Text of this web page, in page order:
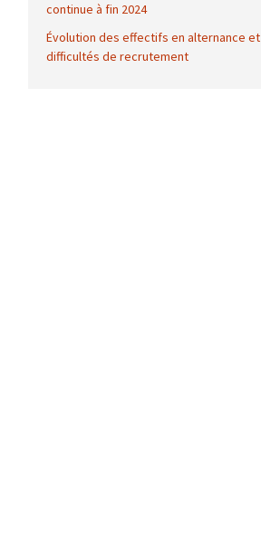
continue à fin 2024
Évolution des effectifs en alternance et
difficultés de recrutement